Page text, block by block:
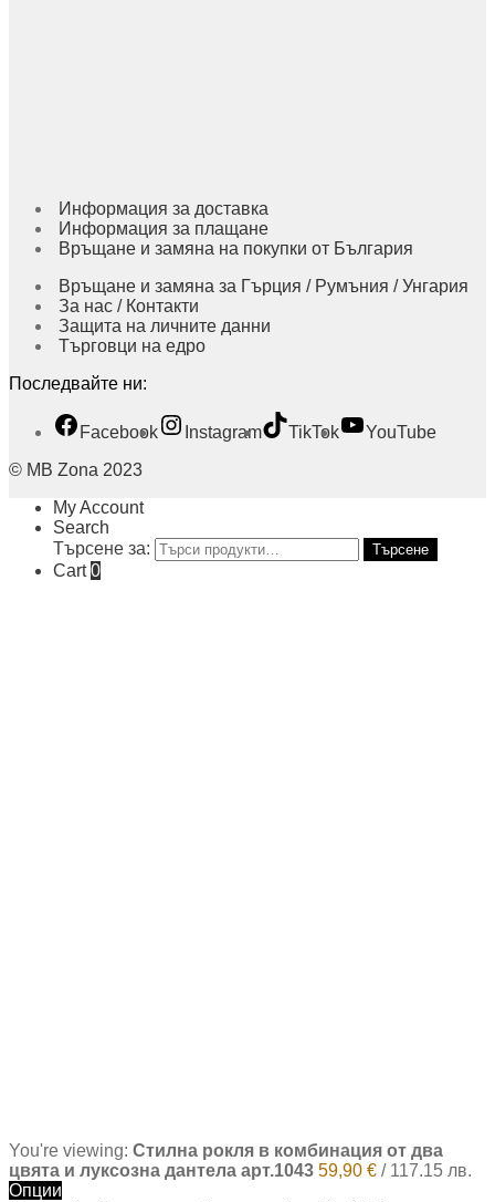
Информация за доставка
Информация за плащане
Връщане и замяна на покупки от България
Връщане и замяна за Гърция / Румъния / Унгария
За нас / Контакти
Защита на личните данни
Търговци на едро
Последвайте ни:
Facebook Instagram TikTok
YouTube
© MB Zona 2023
My Account
Search
Търсене за:
Търсене
Cart0
You're viewing: Стилна рокля в комбинация от два
цвята и луксозна дантела арт.1043 59,90 € / 117.15 лв.
Опции